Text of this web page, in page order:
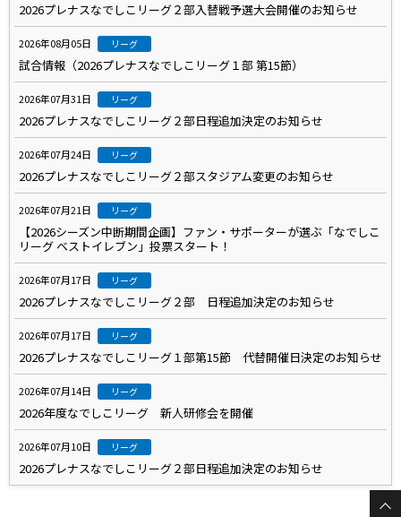
2026プレナスなでしこリーグ２部入替戦予選大会開催のお知らせ
2026年08月05日 リーグ
試合情報（2026プレナスなでしこリーグ１部 第15節）
2026年07月31日 リーグ
2026プレナスなでしこリーグ２部日程追加決定のお知らせ
2026年07月24日 リーグ
2026プレナスなでしこリーグ２部スタジアム変更のお知らせ
2026年07月21日 リーグ
【2026シーズン中断期間企画】ファン・サポーターが選ぶ「なでしこ
リーグ ベストイレブン」投票スタート！
2026年07月17日 リーグ
2026プレナスなでしこリーグ２部 日程追加決定のお知らせ
2026年07月17日 リーグ
2026プレナスなでしこリーグ１部第15節 代替開催日決定のお知らせ
2026年07月14日 リーグ
2026年度なでしこリーグ 新人研修会を開催
2026年07月10日 リーグ
2026プレナスなでしこリーグ２部日程追加決定のお知らせ